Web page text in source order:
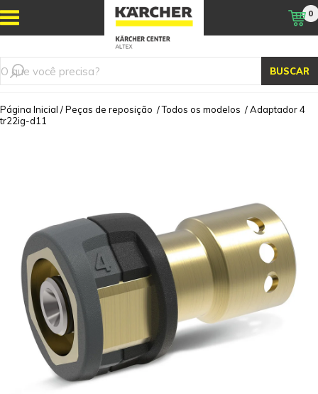
BUSCAR
0
Página Inicial /Peças de reposição /Todos os modelos /Adaptador 4
tr22ig-d11